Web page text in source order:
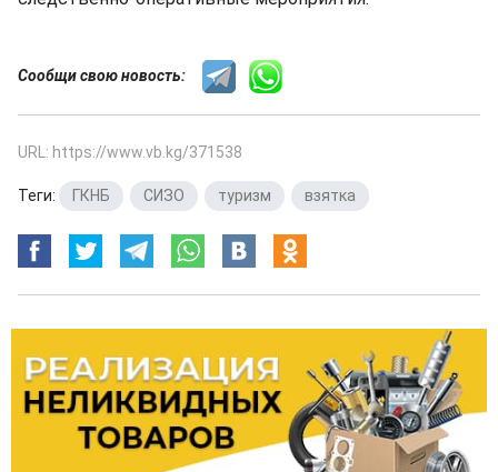
Сообщи свою новость:
URL: https://www.vb.kg/371538
Теги: ГКНБ СИЗО туризм взятка